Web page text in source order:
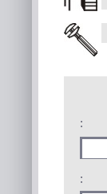
:
: